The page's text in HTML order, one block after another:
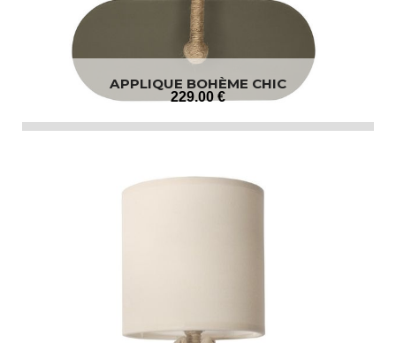
APPLIQUE BOHÈME CHIC
229.00 €